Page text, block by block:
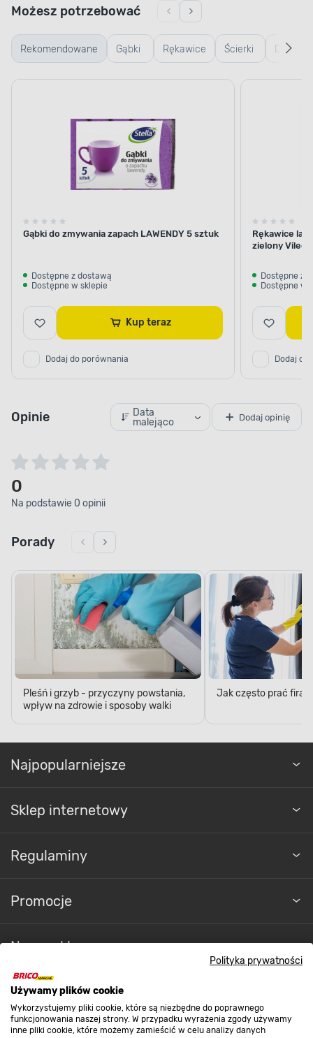
Polityka prywatności
Używamy plików cookie
Wykorzystujemy pliki cookie, które są niezbędne do poprawnego
funkcjonowania naszej strony. W przypadku wyrażenia zgody używamy
inne pliki cookie, które możemy zamieścić w celu analizy danych
Rekomendowane Gąbki
i
Rękawice
gumowe
Ścierki
do
Do
mycia
Możesz potrzebować
Gąbki do zmywania zapach LAWENDY 5 sztuk
Dostępne z dostawą
Dostępne w sklepie
Kup teraz
Dodaj do porównania
Rękawice
zielony Vileda
Dostępne z
Dostępne w
Dodaj do
Opinie
Data
malejąco
Dodaj opinię
0
Na podstawie 0 opinii
Porady
Pleśń i grzyb - przyczyny powstania,
wpływ na zdrowie i sposoby walki
Jak często prać
Najpopularniejsze
Sklep internetowy
Regulaminy
Promocje
Nasze sklepy
O nas